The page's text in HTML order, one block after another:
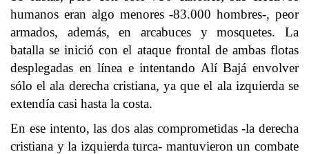
humanos eran algo menores -83.000 hombres-, peor
armados, además, en arcabuces y mosquetes. La
batalla se inició con el ataque frontal de ambas flotas
desplegadas en línea e intentando Alí Bajá envolver
sólo el ala derecha cristiana, ya que el ala izquierda se
extendía casi hasta la costa.
En ese intento, las dos alas comprometidas -la derecha
cristiana y la izquierda turca- mantuvieron un combate